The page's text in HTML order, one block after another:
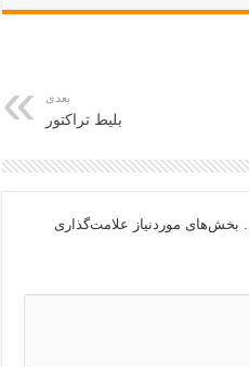
بعدی
بلیط تراکتور
بخش‌های موردنیاز علامت‌گذاری